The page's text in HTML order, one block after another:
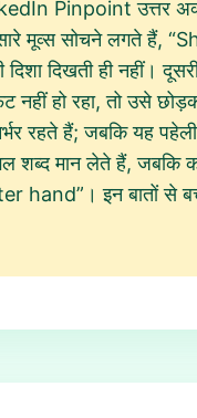
Pinpoint उत्तर
मूव्स सोचने लगते हैं,
दिखती ही नहीं।
हो रहा, तो उसे
रहते हैं; जबकि यह
शब्द मान लेते हैं,
इन बातों से